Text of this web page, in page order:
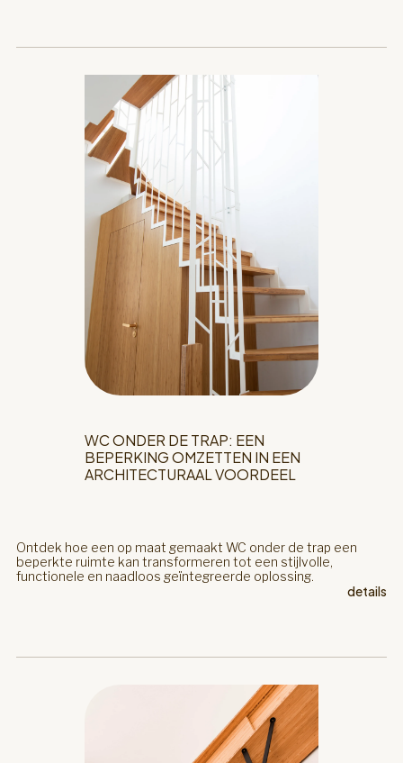
WC ONDER DE TRAP: EEN
BEPERKING OMZETTEN IN EEN
ARCHITECTURAAL VOORDEEL
Ontdek hoe een op maat gemaakt WC onder de trap een
beperkte ruimte kan transformeren tot een stijlvolle,
functionele en naadloos geïntegreerde oplossing.
details